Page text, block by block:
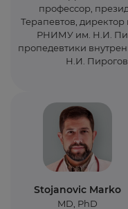
профессор,
Терапевтов,
РНИМУ им. Н.И.
пропедевтики
Н.И.
Stojanovic Marko
MD, PhD